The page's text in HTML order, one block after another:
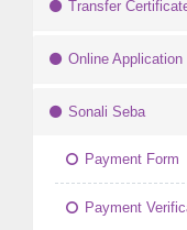
Transfer
Online Application
Sonali Seba
Payment Form
Payment